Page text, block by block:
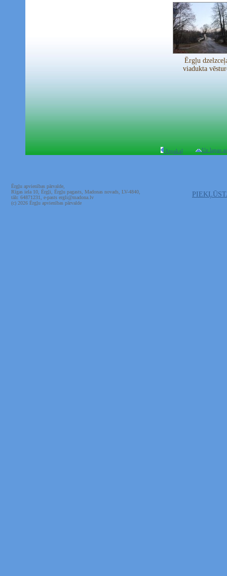
Ērgļu
viadukta
Atpakaļ Uz lapas
Ērgļu apvienības pārvalde,
Rīgas iela 10, Ērgļi, Ērgļu pagasts, Madonas novads, LV-4840,
tālr. 64871231, e-pasts ergli@madona.lv
(c) 2026 Ērgļu apvienības pārvalde